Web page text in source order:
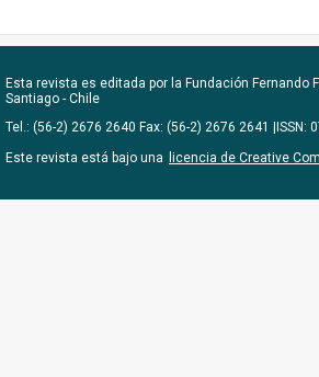
Esta revista es editada por la Fundación Fernando
Santiago - Chile
Tel.: (56-2) 2676 2640 Fax: (56-2) 2676 2641 |ISSN:
Este revista está bajo una
licencia de Creative